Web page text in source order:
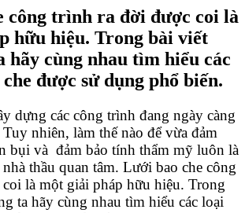
công trình ra đời được coi là
hữu hiệu. Trong bài viết
hãy cùng nhau tìm hiểu các
được sử dụng phổ biến.
dựng các công trình đang ngày càng
nhiên, làm thế nào để vừa đảm
bụi và  đảm bảo tính thẩm mỹ luôn là
thầu quan tâm. Lưới bao che công
là một giải pháp hữu hiệu. Trong
ta hãy cùng nhau tìm hiểu các loại